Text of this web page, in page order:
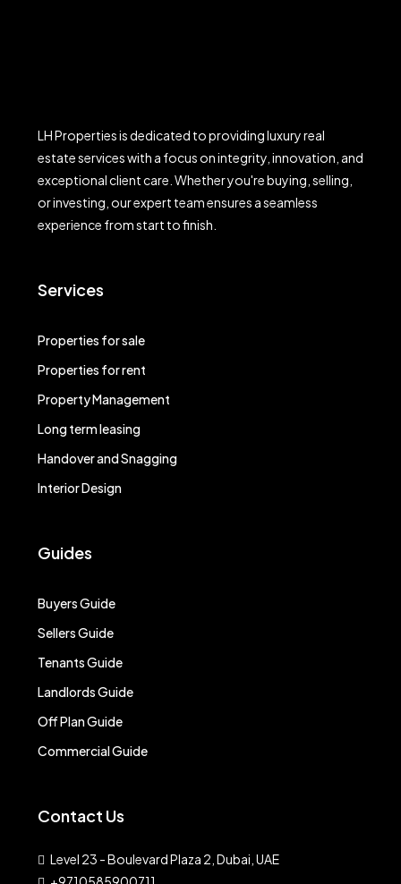
LH Properties is dedicated to providing luxury real
estate services with a focus on integrity, innovation, and
exceptional client care. Whether you're buying, selling,
or investing, our expert team ensures a seamless
experience from start to finish.
Services
Properties for sale
Properties for rent
Property Management
Long term leasing
Handover and Snagging
Interior Design
Guides
Buyers Guide
Sellers Guide
Tenants Guide
Landlords Guide
Off Plan Guide
Commercial Guide
Contact Us
Level 23 - Boulevard Plaza 2, Dubai, UAE